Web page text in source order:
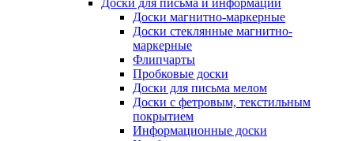
Доски для письма и информации
Доски магнитно-маркерные
Доски стеклянные магнитно-
маркерные
Флипчарты
Пробковые доски
Доски для письма мелом
Доски с фетровым, текстильным
покрытием
Информационные доски